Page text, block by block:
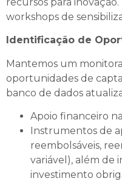
workshops de
Identificação de
Mantemos um
oportunidades de
banco de dados
Apoio financeiro
Instrumentos de
reembolsáveis,
variável), além de
investimento